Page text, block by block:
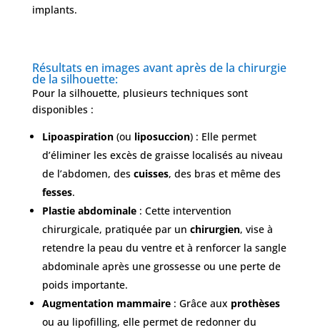
implants.
Résultats en images avant après de la chirurgie
de la silhouette:
Pour la silhouette, plusieurs techniques sont
disponibles :
Lipoaspiration(ou liposuccion) : Elle permet
d’éliminer les excès de graisse localisés au niveau
de l’abdomen, des cuisses, des bras et même des
fesses.
Plastie abdominale: Cette intervention
chirurgicale, pratiquée par un chirurgien, vise à
retendre la peau du ventre et à renforcer la sangle
abdominale après une grossesse ou une perte de
poids importante.
Augmentation mammaire: Grâce aux prothèses
ou au lipofilling, elle permet de redonner du